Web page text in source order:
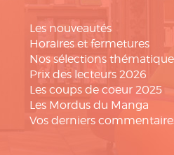
Les nouveautés
Horaires et fermetures
Nos sélections
Prix des lecteurs 2026
Les coups de coeur 2025
Les Mordus du Manga
Vos derniers